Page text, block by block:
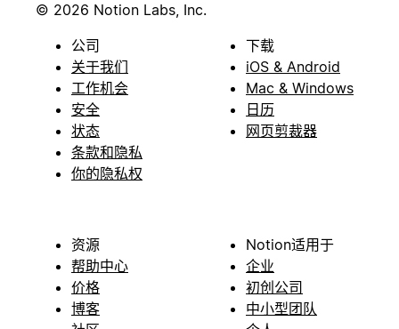
© 2026 Notion Labs, Inc.
公司
关于我们
工作机会
安全
状态
条款和隐私
你的隐私权
下载
iOS & Android
Mac & Windows
日历
网页剪裁器
资源
帮助中心
价格
博客
Notion适用于
企业
初创公司
中小型团队